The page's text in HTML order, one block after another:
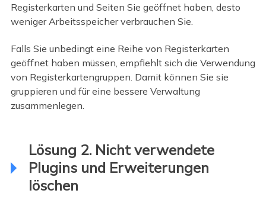
Registerkarten und Seiten Sie geöffnet haben, desto
weniger Arbeitsspeicher verbrauchen Sie.
Falls Sie unbedingt eine Reihe von Registerkarten
geöffnet haben müssen, empfiehlt sich die Verwendung
von Registerkartengruppen. Damit können Sie sie
gruppieren und für eine bessere Verwaltung
zusammenlegen.
Lösung 2. Nicht verwendete
Plugins und Erweiterungen
löschen